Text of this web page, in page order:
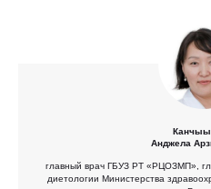
Анджела
главный врач ГБУЗ РТ «РЦОЗМП»,
диетологии Министерства